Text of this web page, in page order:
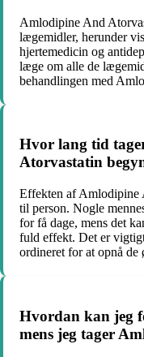
Amlodipine And
lægemidler, herunder
hjertemedicin og
læge om alle de
behandlingen med
Hvor lang tid
Atorvastatin
Effekten af Amlodipine
til person. Nogle
for få dage, mens det
fuld effekt. Det er
ordineret for at opnå de
Hvordan kan jeg
mens jeg tager